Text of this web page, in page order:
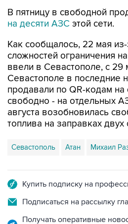
В пятницу в свободной
на десяти АЗС этой сети.
Как сообщалось, 22 мая из-
сложностей ограничения
ввели в Севастополе, с 29
Севастополе в последние
продавали по QR-кодам
свободно - на отдельных
августа возобновилась
топлива на заправках двух
Севастополь Атан Михаил
Купить подписку на
Подписаться на рассылку
Получать оперативные